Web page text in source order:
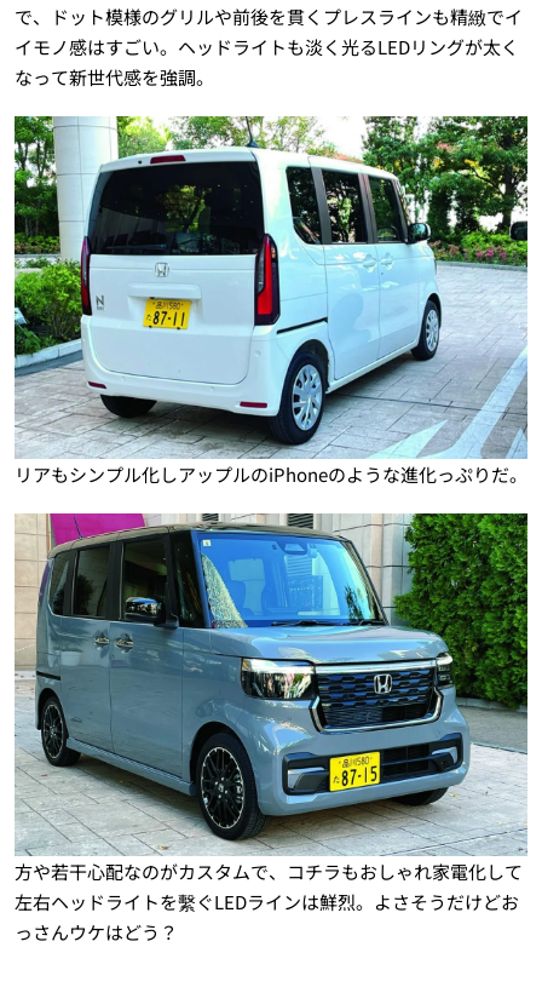
で、ドット模様のグリルや前後を貫くプレスラインも精緻でイ
イモノ感はすごい。ヘッドライトも淡く光るLEDリングが太く
なって新世代感を強調。
リアもシンプル化しアップルのiPhoneのような進化っぷりだ。
方や若干心配なのがカスタムで、コチラもおしゃれ家電化して
左右ヘッドライトを繫ぐLEDラインは鮮烈。よさそうだけどお
っさんウケはどう？